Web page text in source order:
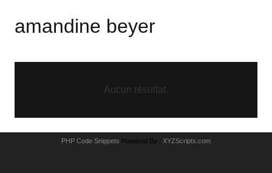
amandine beyer
Aucun résultat.
PHP Code Snippets Powered By : XYZScripts.com